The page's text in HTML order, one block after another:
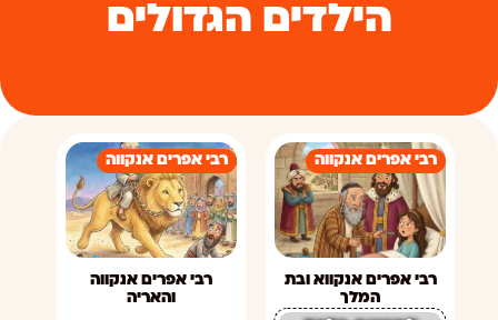
הילדים הגדולים
רבי אפרים אנקווה
רבי אפרים אנקווא ובת
המלך
רבי אפרים אנקווה
רבי אפרים אנקווה
והאריה